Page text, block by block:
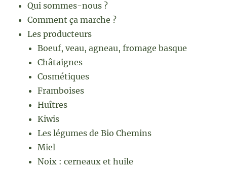
Qui sommes-nous ?
Comment ça marche ?
Les producteurs
Boeuf, veau, agneau, fromage basque
Châtaignes
Cosmétiques
Framboises
Huîtres
Kiwis
Les légumes de Bio Chemins
Miel
Noix : cerneaux et huile